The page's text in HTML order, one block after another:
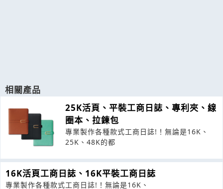
相關產品
25K活頁、平裝工商日誌、專利夾、線
圈本、拉鍊包
專業製作各種款式工商日誌!！無論是16K、
25K、48K的都
16K活頁工商日誌、16K平裝工商日誌
專業製作各種款式工商日誌!！無論是16K、